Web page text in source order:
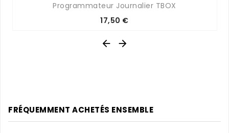
Programmateur Journalier TBOX
Prix
17,50 €
 
FRÉQUEMMENT ACHETÉS ENSEMBLE